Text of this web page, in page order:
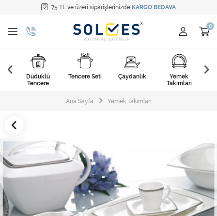
75 TL ve üzeri siparişlerinizde KARGO BEDAVA
Tüm Kategoriler
Pişirme Gereçleri
Yemek Takımları
Kahvaltı Takımları
Cam Ürünler
Servis Setleri
Mutfak Tekstili
Düdüklü
Tencere
Tencere Seti Çaydanlık
Yemek
Takımları
Ana Sayfa Yemek Takımları